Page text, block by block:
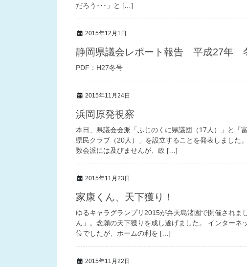
だろう･･･」と […]
2015年12月1日
静岡県議会レポート報告 平成27年
PDF：H27冬号
2015年11月24日
浜岡原発視察
本日、県議会会派「ふじのくに県議団（17人）」と「
県民クラブ（20人）」を設立することを発表しました
数会派には及びませんが、政 […]
2015年11月23日
家康くん、天下獲り！
ゆるキャラグランプリ2015が弁天島渚園で開催されま
ん」。念願の天下獲りを成し遂げました。 インター
位でしたが、ホームの利を […]
2015年11月22日